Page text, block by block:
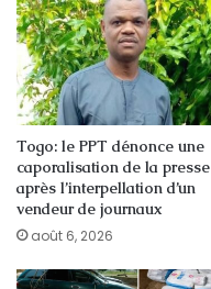
Togo: le PPT dénonce une
caporalisation de la presse
après l’interpellation d’un
vendeur de journaux
août 6, 2026